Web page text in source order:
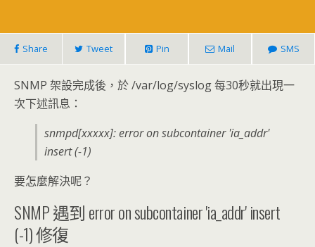
Share Tweet Pin Mail SMS
SNMP 架設完成後，於 /var/log/syslog 每30秒就出現一
次下述訊息：
snmpd[xxxxx]: error on subcontainer 'ia_addr'
insert (-1)
要怎麼解決呢？
SNMP 遇到 error on subcontainer 'ia_addr' insert
(-1) 修復